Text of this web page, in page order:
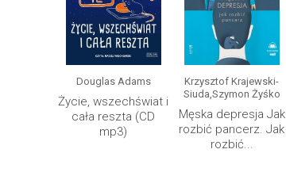
Douglas Adams
Życie, wszechświat i
cała reszta (CD
mp3)
Krzysztof Krajewski-
Siuda,Szymon Żyśko
Męska depresja Jak
rozbić pancerz. Jak
rozbić...